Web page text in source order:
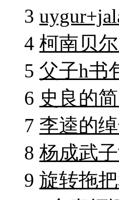
3
4 柯南贝
5 父子h书
6 史良的
7 李逵的
8 杨成武
9 旋转拖